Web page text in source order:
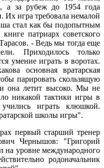
а за рубеж до 1954 года
Их игра требовала немалой
стал как бы подопытным
патриарх советского
- Ведь мы тогда еще
Приходилось только
умение играть в воротах.
основная вратарская
парировать скользящую
она летит высоко. Мы не
никакой тактики игры в
играть клюшкой.
школы игры".
первый старший тренер
Чернышов: "Григорий
на уровне международного
родоначальник